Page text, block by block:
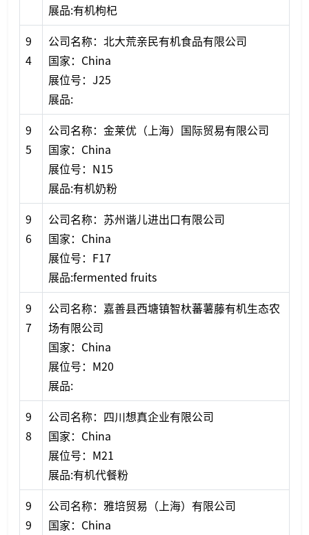
展品:有机枸杞
9
4
公司名称：北大荒亲民有机食品有限公司
国家：China
展位号：J25
展品:
9
5
公司名称：金莱优（上海）国际贸易有限公司
国家：China
展位号：N15
展品:有机奶粉
9
6
公司名称：苏州谐儿进出口有限公司
国家：China
展位号：F17
展品:fermented fruits
9
7
公司名称：嘉善县西塘镇智杕蕃薯藤有机生态农
场有限公司
国家：China
展位号：M20
展品:
9
8
公司名称：四川想真企业有限公司
国家：China
展位号：M21
展品:有机代餐粉
9
9
公司名称：雅培贸易（上海）有限公司
国家：China